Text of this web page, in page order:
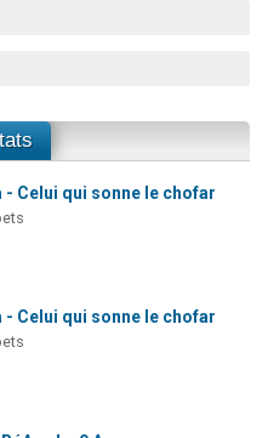
un don pour Diane, 80 ans, dans un appartement insalubre
un don pour Reloger Rivka, 6 enfants, victime de violences...
- Celui qui sonne le chofar
- Celui qui sonne le chofar